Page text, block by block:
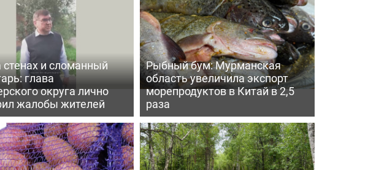
и сломанный
глава
округа лично
жалобы жителей
Рыбный бум: Мурманская
область увеличила экспорт
морепродуктов в Китай в 2,5
раза